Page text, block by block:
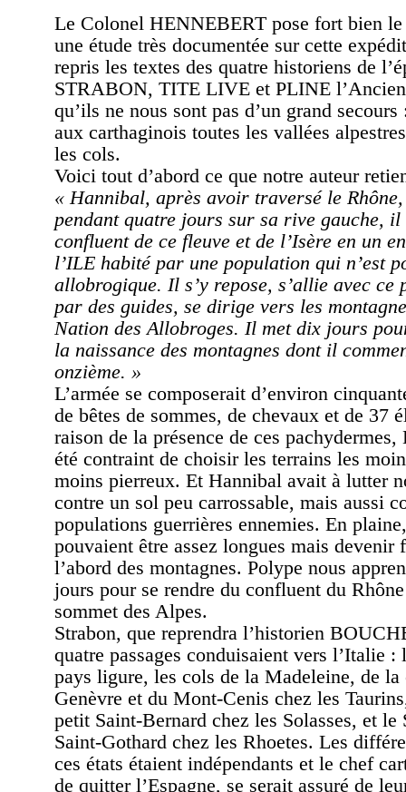
Le Colonel HENNEBERT pose fort bien
une étude très documentée sur cette
repris les textes des quatre historiens de
STRABON, TITE LIVE et PLINE
qu’ils ne nous sont pas d’un grand
aux carthaginois toutes les vallées
les cols.
Voici tout d’abord ce que notre auteur
« Hannibal, après avoir traversé le
pendant quatre jours sur sa rive gauche,
confluent de ce fleuve et de l’Isère en un
l’ILE habité par une population qui n’est
allobrogique. Il s’y repose, s’allie avec ce
par des guides, se dirige vers les
Nation des Allobroges. Il met dix jours
la naissance des montagnes dont il
onzième. »
L’armée se composerait d’environ
de bêtes de sommes, de chevaux et de 37
raison de la présence de ces
été contraint de choisir les terrains les
moins pierreux. Et Hannibal avait à lutter
contre un sol peu carrossable, mais aussi
populations guerrières ennemies. En
pouvaient être assez longues mais devenir
l’abord des montagnes. Polype nous
jours pour se rendre du confluent du
sommet des Alpes.
Strabon, que reprendra l’historien
quatre passages conduisaient vers l’Italie :
pays ligure, les cols de la Madeleine, de
Genèvre et du Mont-Cenis chez les
petit Saint-Bernard chez les Solasses, et le
Saint-Gothard chez les Rhoetes. Les
ces états étaient indépendants et le chef
de quitter l’Espagne, se serait assuré de